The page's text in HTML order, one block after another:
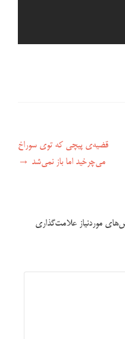
قضیه‌ی پیچی که توی سوراخ
می‌چرخید اما باز نمی‌شد →
موردنیاز علامت‌گذاری